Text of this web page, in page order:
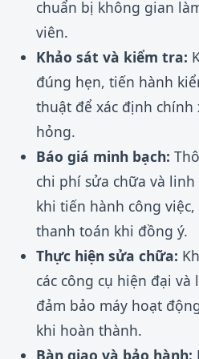
chuẩn bị không gian
viên.
Khảo sát và kiểm tra:
đúng hẹn, tiến hành
thuật để xác định
hỏng.
Báo giá minh bạch:
chi phí sửa chữa và
khi tiến hành công
thanh toán khi đồng ý.
Thực hiện sửa chữa:
các công cụ hiện đại
đảm bảo máy hoạt
khi hoàn thành.
Bàn giao và bảo hành: